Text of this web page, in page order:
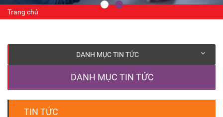
Trang chủ
DANH MỤC TIN TỨC
DANH MỤC TIN TỨC
TIN TỨC